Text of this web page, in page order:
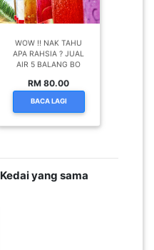
WOW !! NAK TAHU
APA RAHSIA ? JUAL
AIR 5 BALANG BO
RM 80.00
BACA LAGI
yang sama